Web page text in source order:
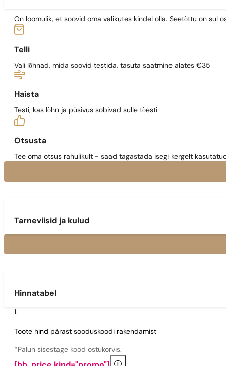
On loomulik, et soovid oma valikutes kindel olla. Seetõttu on sul
Telli
Vali lõhnad, mida soovid testida, tasuta saatmine alates €35
Haista
Testi, kas lõhn ja püsivus sobivad sulle tõesti
Otsusta
Tee oma otsus rahulikult - saad tagastada isegi kergelt
Tarneviisid ja kulud
Hinnatabel
Toote hind pärast sooduskoodi rakendamist
*Palun sisestage kood ostukorvis.
i